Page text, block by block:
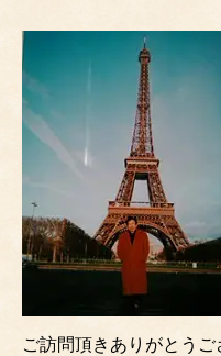
ご訪問頂きありがとうご